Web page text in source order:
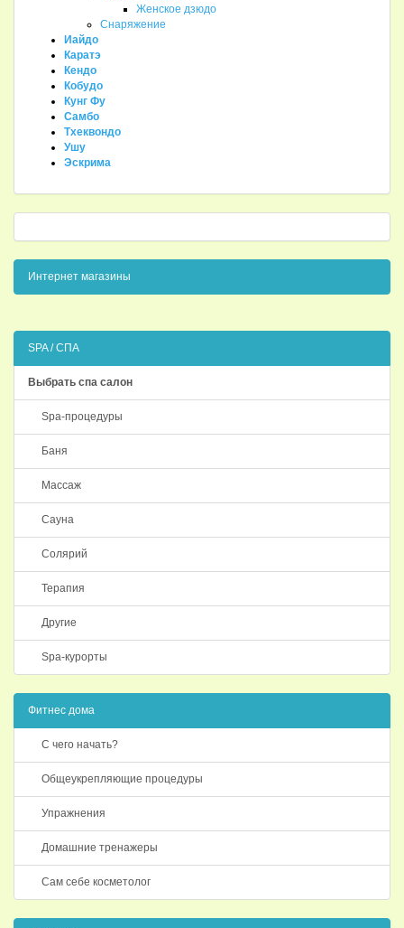
Женское дзюдо
Снаряжение
Иайдо
Каратэ
Кендо
Кобудо
Кунг Фу
Самбо
Тхеквондо
Ушу
Эскрима
Интернет магазины
SPA / СПА
Выбрать спа салон
Spa-процедуры
Баня
Массаж
Сауна
Солярий
Терапия
Другие
Spa-курорты
Фитнес дома
С чего начать?
Общеукрепляющие процедуры
Упражнения
Домашние тренажеры
Сам себе косметолог